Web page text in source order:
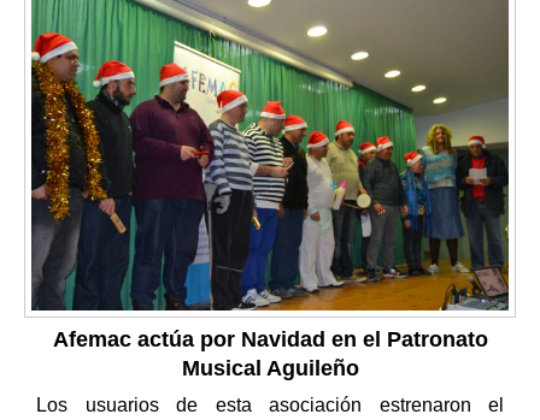
Afemac actúa por Navidad en el Patronato
Musical Aguileño
Los usuarios de esta asociación estrenaron el